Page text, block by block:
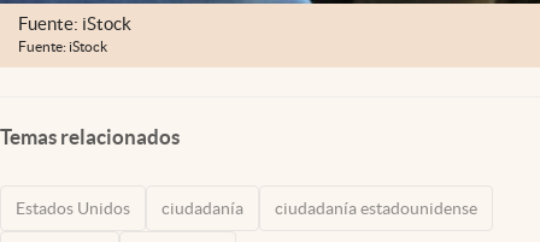
Fuente: iStock
Fuente: iStock
Temas relacionados
Estados Unidos ciudadanía ciudadanía estadounidense